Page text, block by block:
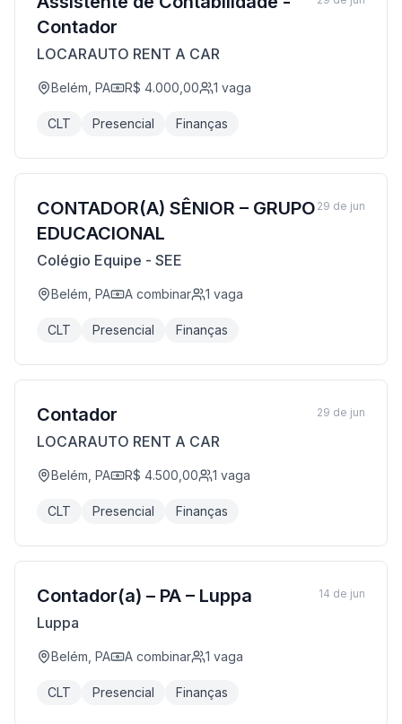
Contador
LOCARAUTO RENT A CAR
Belém, PA R$ 4.000,00 1 vaga
CLT Presencial Finanças
CONTADOR(A) SÊNIOR – GRUPO
EDUCACIONAL
Colégio Equipe - SEE
Belém, PA A combinar 1 vaga
CLT Presencial Finanças
29 de jun
Contador
LOCARAUTO RENT A CAR
Belém, PA R$ 4.500,00 1 vaga
CLT Presencial Finanças
29 de jun
Contador(a) – PA – Luppa
Luppa
Belém, PA A combinar 1 vaga
CLT Presencial Finanças
14 de jun